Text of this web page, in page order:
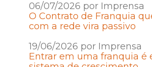
06/07/2026 por Imprensa
O Contrato de Franquia
com a rede vira passivo
19/06/2026 por Imprensa
Entrar em uma franquia é